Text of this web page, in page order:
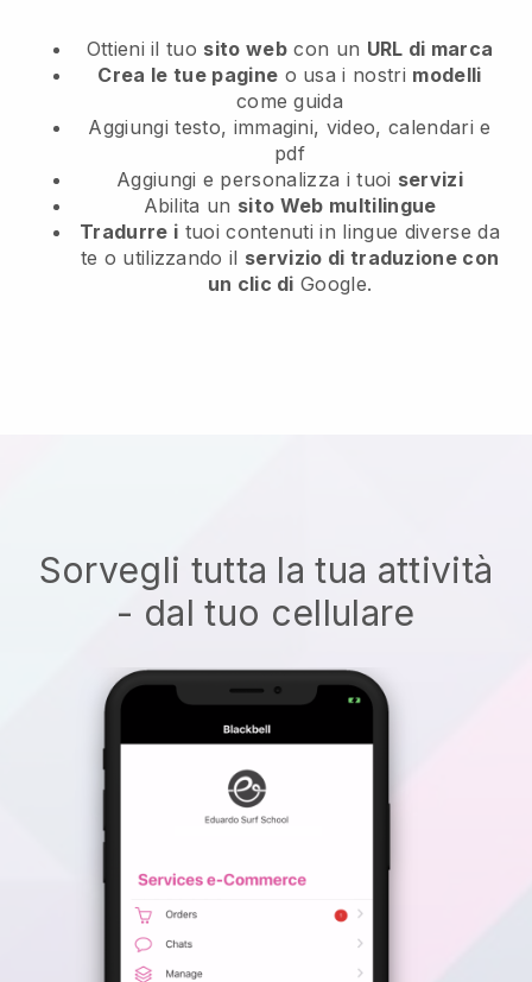
Ottieni il tuo sito webcon un URL di marca
Crea le tue pagine o usa i nostri modelli
come guida
Aggiungi testo, immagini, video, calendari e
pdf
Aggiungi e personalizza i tuoi servizi
Abilita un sito Web multilingue
Tradurre i tuoi contenuti in lingue diverse da
te o utilizzando il servizio di traduzione con
un clic di Google.
Sorvegli tutta la tua attività
- dal tuo cellulare